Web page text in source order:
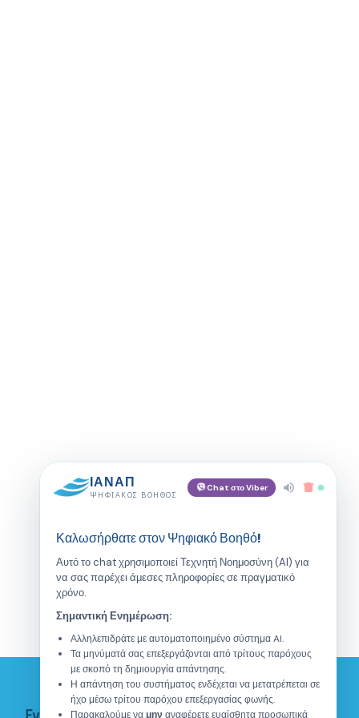
ΙΑΝΑΠ
ΨΗΦΙΑΚΌΣ ΒΟΗΘΌΣ
Chat στο Viber
Καλωσήρθατε στον Ψηφιακό Βοηθό!
Αυτό το chat χρησιμοποιεί Τεχνητή Νοημοσύνη (AI) για
να σας παρέχει άμεσες πληροφορίες σε πραγματικό
χρόνο.
Σημαντική Ενημέρωση:
Αλληλεπιδράτε με αυτοματοποιημένο σύστημα AI.
Τα μηνύματά σας επεξεργάζονται από τρίτους παρόχους
με σκοπό τη δημιουργία απάντησης.
Η απάντηση του συστήματος ενδέχεται να μετατρέπεται σε
ήχο μέσω τρίτου παρόχου επεξεργασίας φωνής.
Παρακαλούμε ναμην αναφέρετε ευαίσθητα προσωπικά